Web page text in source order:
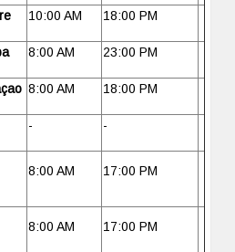
10:00 AM 18:00 PM
8:00 AM 23:00 PM
8:00 AM 18:00 PM
- -
8:00 AM 17:00 PM
8:00 AM 17:00 PM